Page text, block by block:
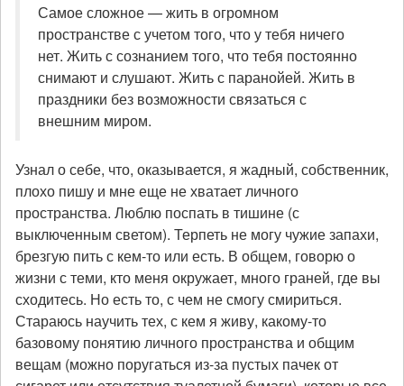
Самое сложное — жить в огромном
пространстве с учетом того, что у тебя ничего
нет. Жить с сознанием того, что тебя постоянно
снимают и слушают. Жить с паранойей. Жить в
праздники без возможности связаться с
внешним миром.
Узнал о себе, что, оказывается, я жадный, собственник,
плохо пишу и мне еще не хватает личного
пространства. Люблю поспать в тишине (с
выключенным светом). Терпеть не могу чужие запахи,
брезгую пить с кем-то или есть. В общем, говорю о
жизни с теми, кто меня окружает, много граней, где вы
сходитесь. Но есть то, с чем не смогу смириться.
Стараюсь научить тех, с кем я живу, какому-то
базовому понятию личного пространства и общим
вещам (можно поругаться из-за пустых пачек от